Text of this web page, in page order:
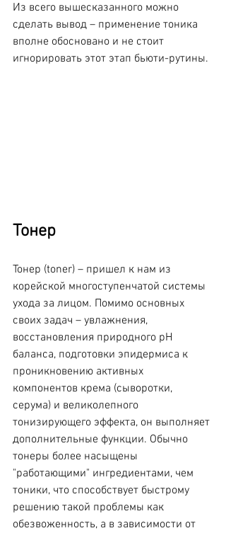
Из всего вышесказанного можно
сделать вывод – применение тоника
вполне обосновано и не стоит
игнорировать этот этап бьюти-рутины.
Тонер
Тонер (toner) – пришел к нам из
корейской многоступенчатой системы
ухода за лицом. Помимо основных
своих задач – увлажнения,
восстановления природного pH
баланса, подготовки эпидермиса к
проникновению активных
компонентов крема (сыворотки,
серума) и великолепного
тонизирующего эффекта, он выполняет
дополнительные функции. Обычно
тонеры более насыщены
"работающими" ингредиентами, чем
тоники, что способствует быстрому
решению такой проблемы как
обезвоженность, а в зависимости от